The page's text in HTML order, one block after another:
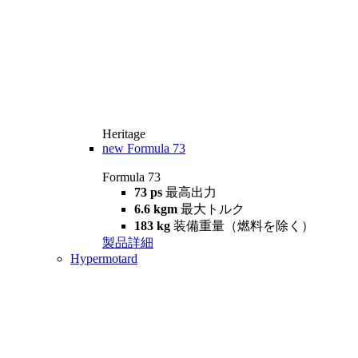
Heritage
new Formula 73
Formula 73
73 ps 最高出力
6.6 kgm 最大トルク
183 kg 装備重量（燃料を除く）
製品詳細
Hypermotard